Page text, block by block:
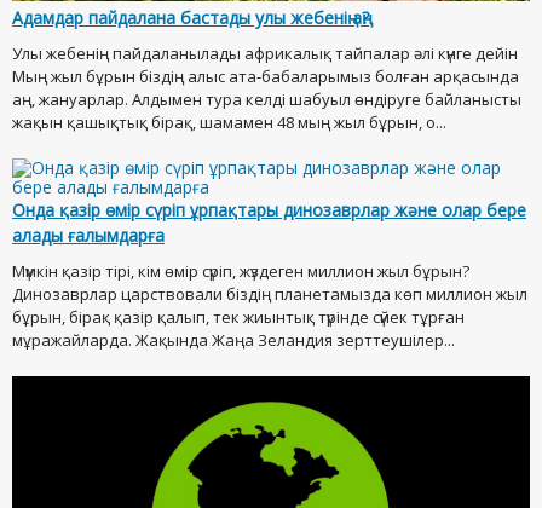
Адамдар пайдалана бастады улы жебенің аң?
Улы жебенің пайдаланылады африкалық тайпалар әлі күнге дейін
Мың жыл бұрын біздің алыс ата-бабаларымыз болған арқасында
аң, жануарлар. Алдымен тура келді шабуыл өндіруге байланысты
жақын қашықтық бірақ, шамамен 48 мың жыл бұрын, о...
Онда қазір өмір сүріп ұрпақтары динозаврлар және олар бере
алады ғалымдарға
Мүмкін қазір тірі, кім өмір сүріп, жүздеген миллион жыл бұрын?
Динозаврлар царствовали біздің планетамызда көп миллион жыл
бұрын, бірақ қазір қалып, тек жиынтық түрінде сүйек тұрған
мұражайларда. Жақында Жаңа Зеландия зерттеушілер...